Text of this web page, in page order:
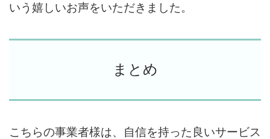
いう嬉しいお声をいただきました。
まとめ
こちらの事業者様は、自信を持った良いサービス